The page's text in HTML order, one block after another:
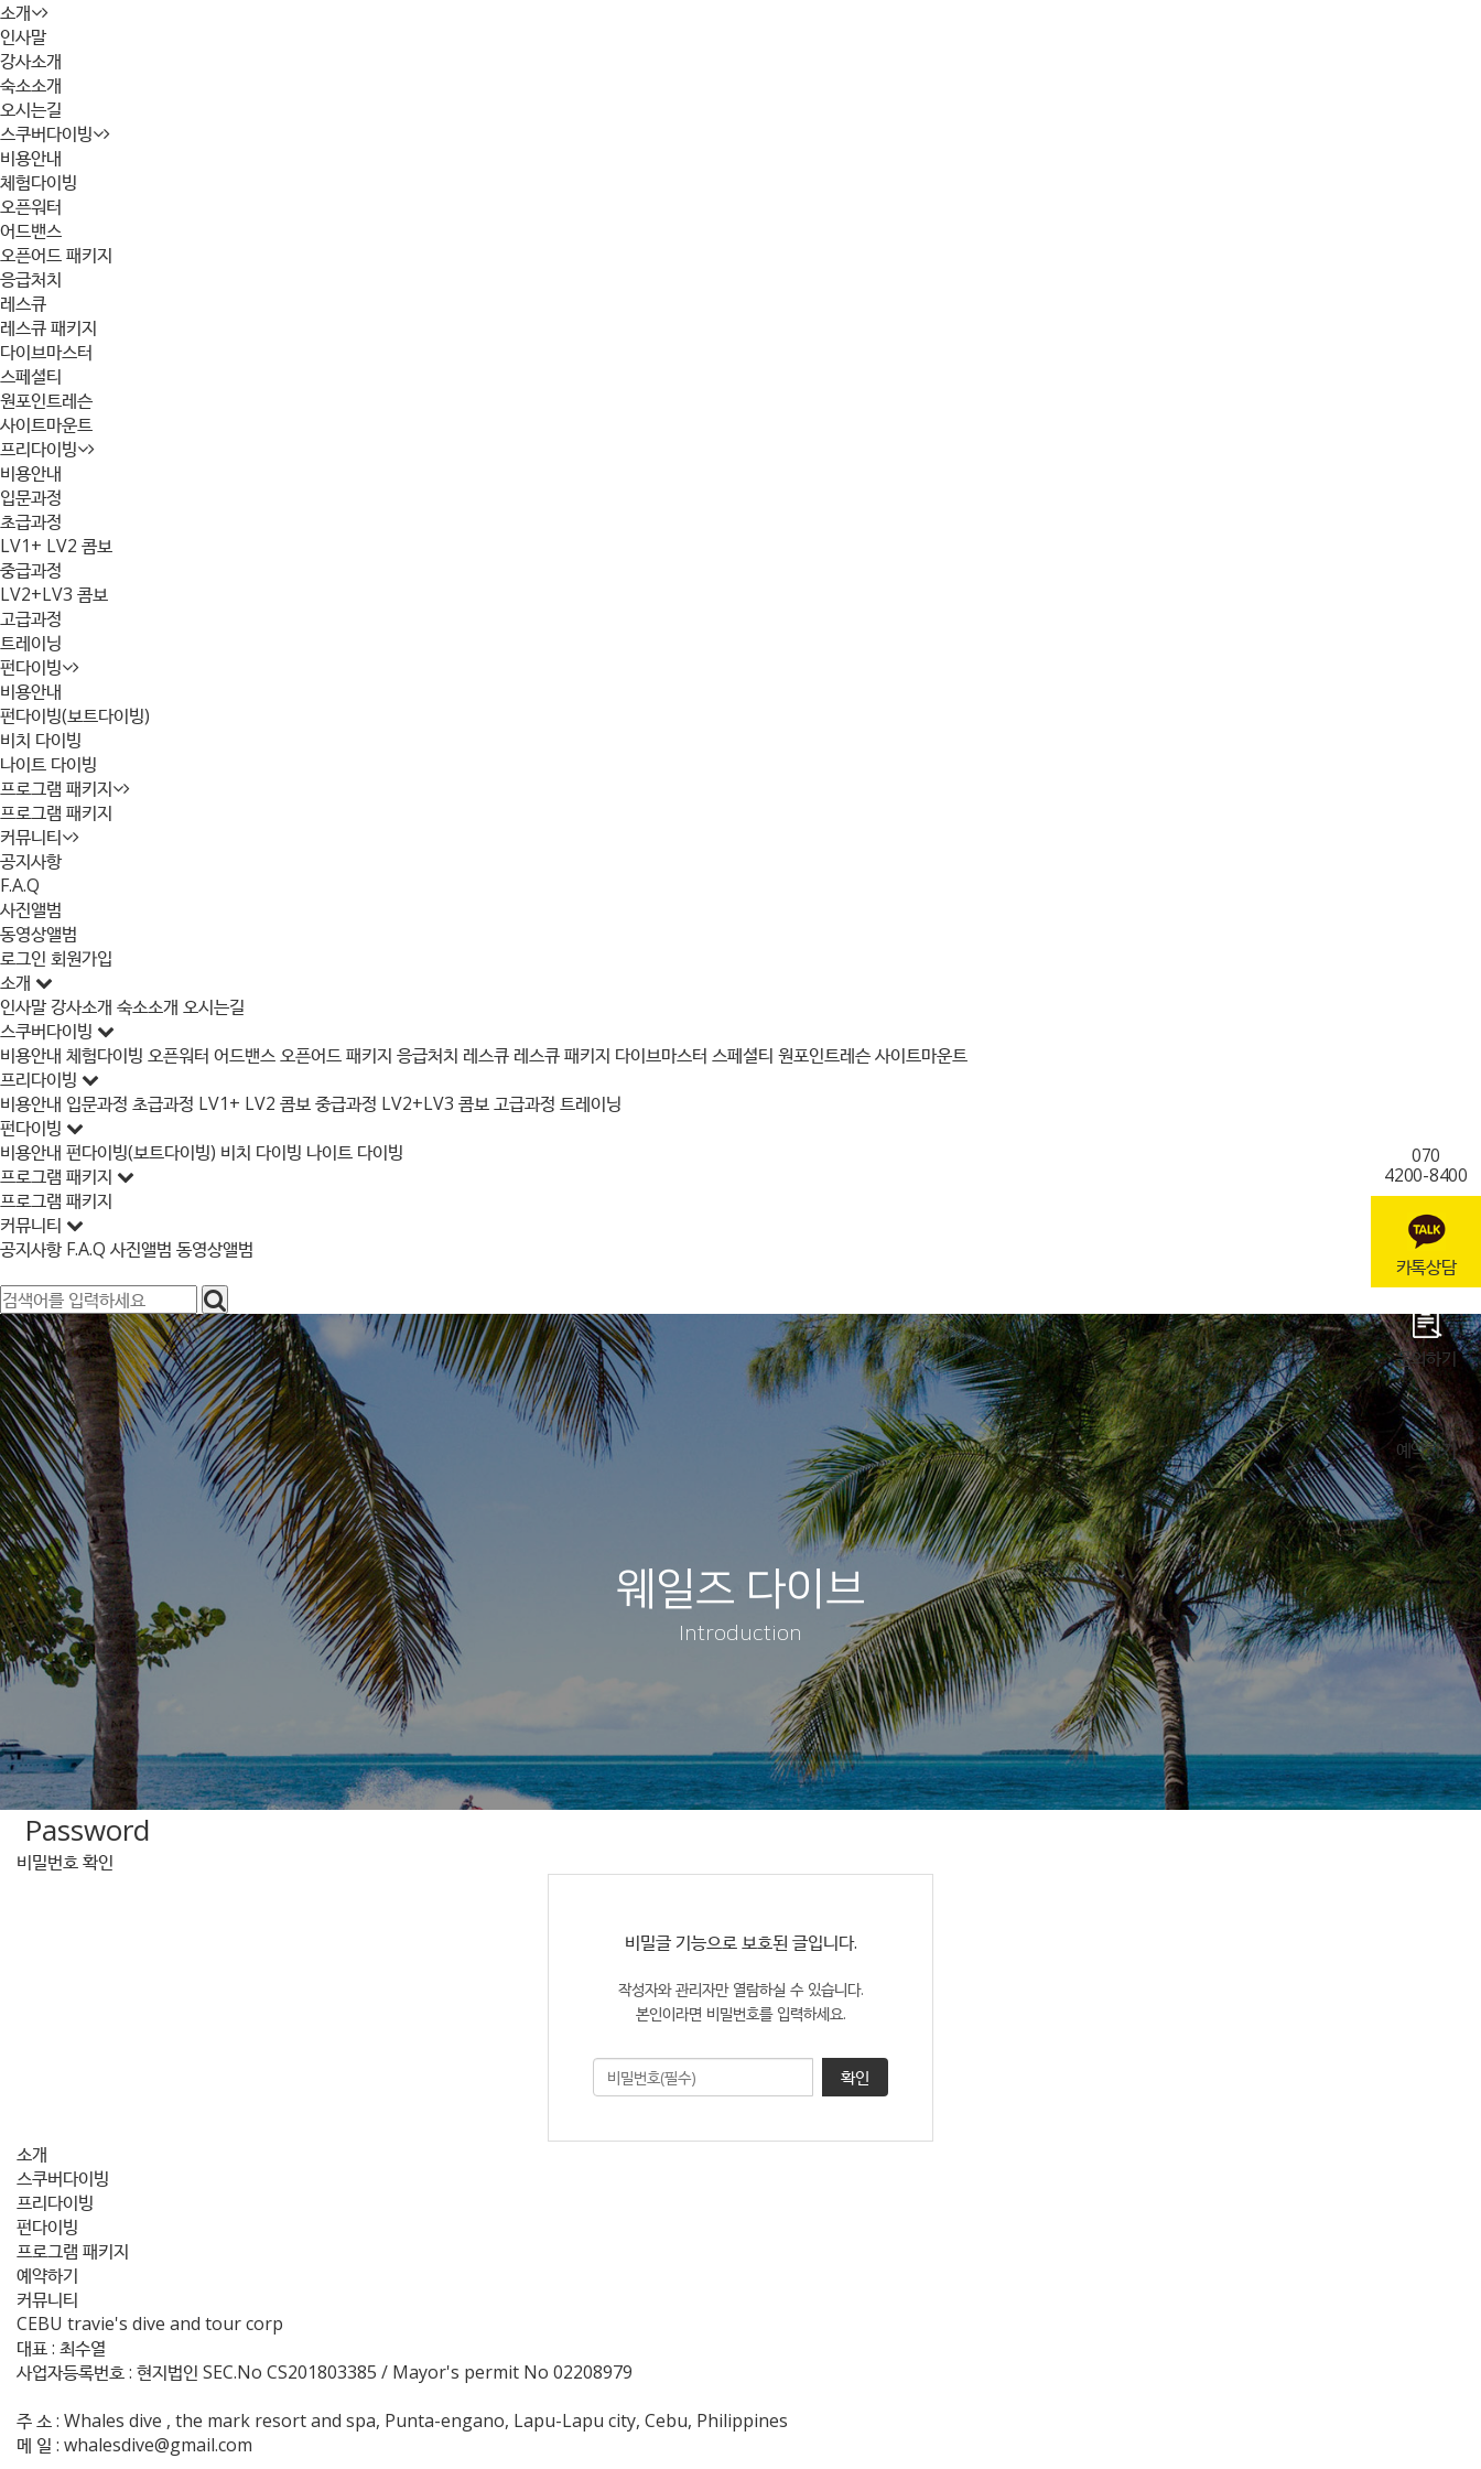
소개
인사말
강사소개
숙소소개
오시는길
스쿠버다이빙
비용안내
체험다이빙
오픈워터
어드밴스
오픈어드 패키지
응급처치
레스큐
레스큐 패키지
다이브마스터
스페셜티
원포인트레슨
사이트마운트
프리다이빙
비용안내
입문과정
초급과정
LV1+ LV2 콤보
중급과정
LV2+LV3 콤보
고급과정
트레이닝
펀다이빙
비용안내
펀다이빙(보트다이빙)
비치 다이빙
나이트 다이빙
프로그램 패키지
프로그램 패키지
커뮤니티
공지사항
F.A.Q
사진앨범
동영상앨범
로그인 회원가입
070
4200-8400
카톡상담
문의하기
예약하기
소개
인사말강사소개 숙소소개 오시는길
스쿠버다이빙
비용안내 체험다이빙 오픈워터 어드밴스오픈어드 패키지 응급처치 레스큐 레스큐 패키지 다이브마스터 스페셜티 원포인트레슨사이트마운트
프리다이빙
비용안내 입문과정 초급과정 LV1+ LV2 콤보중급과정 LV2+LV3 콤보고급과정 트레이닝
펀다이빙
비용안내 펀다이빙(보트다이빙) 비치 다이빙 나이트 다이빙
프로그램 패키지
프로그램 패키지
커뮤니티
공지사항 F.A.Q 사진앨범 동영상앨범
웨일즈 다이브
Introduction
Password
비밀번호 확인
비밀글 기능으로 보호된 글입니다.
작성자와 관리자만 열람하실 수 있습니다.
본인이라면 비밀번호를 입력하세요.
확인
소개
스쿠버다이빙
프리다이빙
펀다이빙
프로그램 패키지
예약하기
커뮤니티
CEBU travie's dive and tour corp
대표 : 최수열
사업자등록번호 : 현지법인 SEC.No CS201803385 / Mayor's permit No 02208979
주 소 : Whales dive , the mark resort and spa, Punta-engano, Lapu-Lapu city, Cebu, Philippines
메 일 : whalesdive@gmail.com